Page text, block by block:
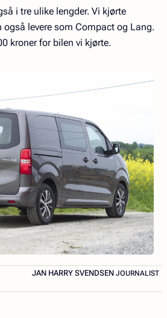
i tre ulike lengder. Vi kjørte
levere som Compact og Lang.
kroner for bilen vi kjørte.
JAN HARRY SVENDSEN – JOURNALIST
JOURNALIST